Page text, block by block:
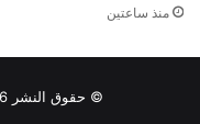
منذ ساعتين
© حقوق النشر 2026، جميع الحقوق محفوظة |